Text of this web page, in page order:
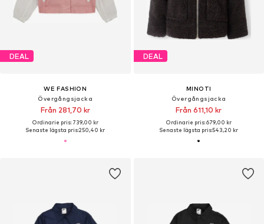
DEAL
WE FASHION
Övergångsjacka
Från 281,70 kr
Ordinarie pris: 739,00 kr
Senaste lägsta pris:250,40 kr
DEAL
MINOTI
Övergångsjacka
Från 611,10 kr
Ordinarie pris: 679,00 kr
Senaste lägsta pris:543,20 kr